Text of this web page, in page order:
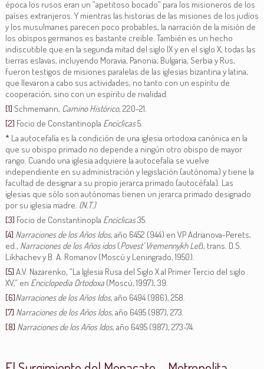
época los rusos eran un “apetitoso bocado” para los misioneros de los
países extranjeros. Y mientras las historias de las misiones de los judíos
y los musulmanes parecen poco probables, la narración de la misión de
los obispos germanos es bastante creíble. También es un hecho
indiscutible que en la segunda mitad del siglo IX y en el siglo X, todas las
tierras eslavas, incluyendo Moravia, Panonia, Bulgaria, Serbia y Rus,
fueron testigos de misiones paralelas de las iglesias bizantina y latina,
que llevaron a cabo sus actividades, no tanto con un espíritu de
cooperación, sino con un espíritu de rivalidad.
[1] Schmemann, Camino Histórico, 220-21.
[2] Focio de Constantinopla Encíclicas5.
*La autocefalía es la condición de una iglesia ortodoxa canónica en la
que su obispo primado no depende a ningún otro obispo de mayor
rango. Cuando una iglesia adquiere la autocefalía se vuelve
independiente en su administración y legislación (autónoma) y tiene la
facultad de designar a su propio jerarca primado (autocéfala). Las
iglesias que sólo son autónomas tienen un jerarca primado designado
por su iglesia madre. (N.T.)
[3] Focio de Constantinopla Encíclicas35.
[4] Narraciones de los Años Idos, año 6452 (944) en VP Adrianova-Perets,
ed., Narraciones de los Años idos(Povest’ Vremennykh Let), trans. D.S.
Likhachev y B. A. Romanov (Moscú y Leningrado, 1950).
[5] A.V. Nazarenko, “La Iglesia Rusa del Siglo X al Primer Tercio del siglo
XV,” en Enciclopedia Ortodoxa(Moscú, 1997), 39.
[6]Narraciones de los Años Idos, año 6494 (986), 258.
[7] Narraciones de los Años Idos, año 6495 (987), 273.
[8] Narraciones de los Años Idos, año 6495 (987), 273-74.